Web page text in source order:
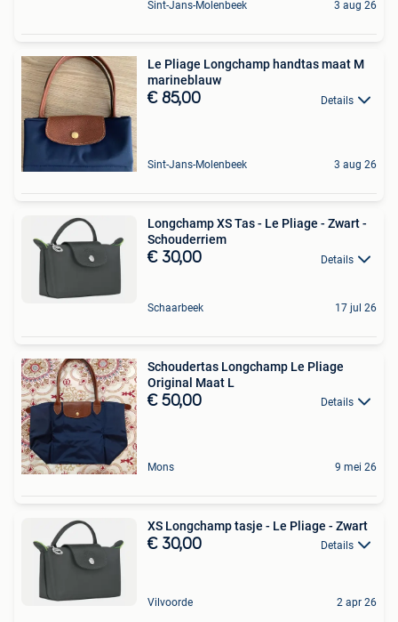
Sint-Jans-Molenbeek 3 aug 26
Le Pliage Longchamp handtas maat M
marineblauw
€ 85,00 Details
Sint-Jans-Molenbeek 3 aug 26
Longchamp XS Tas - Le Pliage - Zwart -
Schouderriem
€ 30,00 Details
Schaarbeek 17 jul 26
Schoudertas Longchamp Le Pliage
Original Maat L
€ 50,00 Details
Mons 9 mei 26
XS Longchamp tasje - Le Pliage - Zwart
€ 30,00 Details
Vilvoorde 2 apr 26